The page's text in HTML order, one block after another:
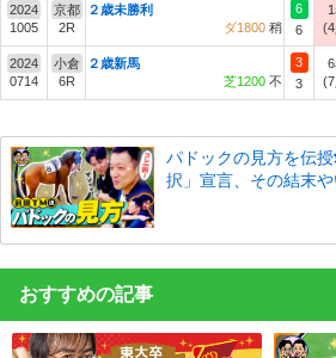
2024
1005
京都
2R
２歳未勝利
ダ1800 稍
6
6
2024
0714
小倉
6R
２歳新馬
芝1200 不
3
3
パドックの見方を伝
択」宣言、その結末や
おすすめの記事